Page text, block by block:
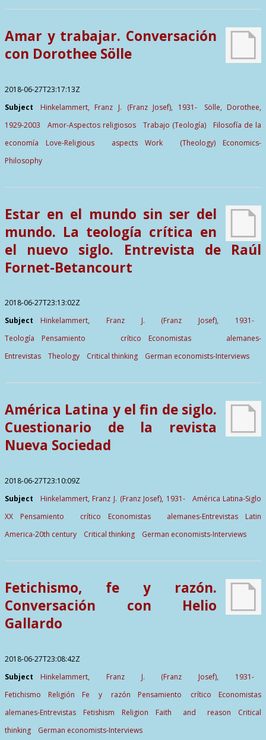
Amar y trabajar. Conversación
con Dorothee Sölle
2018-06-27T23:17:13Z
Subject
Hinkelammert, Franz J. (Franz Josef), 1931-
Sölle, Dorothee,
1929-2003
Amor-Aspectos religiosos Trabajo (Teología)
Filosofía de la
economía
Love-Religious aspects Work (Theology)
Economics-
Philosophy
Estar en el mundo sin ser del
mundo. La teología crítica en
el nuevo siglo. Entrevista de Raúl
Fornet-Betancourt
2018-06-27T23:13:02Z
Subject
Hinkelammert, Franz J. (Franz Josef), 1931-
Teología
Pensamiento crítico
Economistas alemanes-
Entrevistas
Theology Critical thinking German economists-Interviews
América Latina y el fin de siglo.
Cuestionario de la revista
Nueva Sociedad
2018-06-27T23:10:09Z
Subject
Hinkelammert, Franz J. (Franz Josef), 1931-
América Latina-Siglo
XX
Pensamiento crítico Economistas alemanes-Entrevistas
Latin
America-20th century
Critical thinking German economists-Interviews
Fetichismo, fe y razón.
Conversación con Helio
Gallardo
2018-06-27T23:08:42Z
Subject
Hinkelammert, Franz J. (Franz Josef), 1931-
Fetichismo
Religión Fe y razón Pensamiento crítico
Economistas
alemanes-Entrevistas
Fetishism Religion Faith and reason
Critical
thinking
German economists-Interviews